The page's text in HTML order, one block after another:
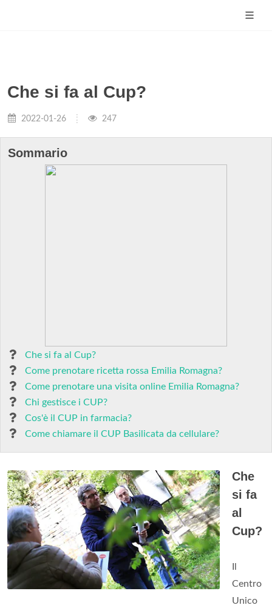
Che si fa al Cup?
2022-01-26 247
Sommario
Che si fa al Cup?
Come prenotare ricetta rossa Emilia Romagna?
Come prenotare una visita online Emilia Romagna?
Chi gestisce i CUP?
Cos'è il CUP in farmacia?
Come chiamare il CUP Basilicata da cellulare?
Che
si fa
al
Cup?
Centro
Unico